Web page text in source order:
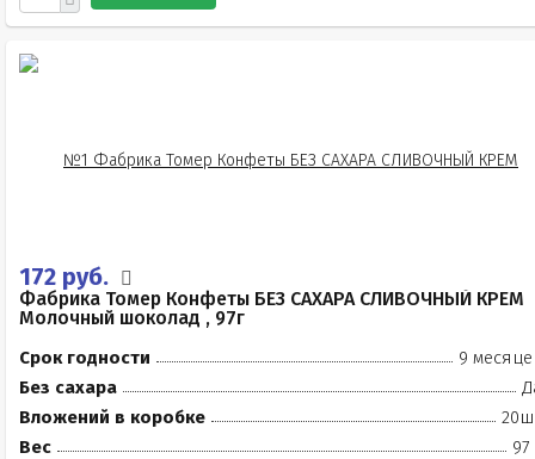
172 руб.
Фабрика Томер Конфеты БЕЗ САХАРА СЛИВОЧНЫЙ КРЕМ
Молочный шоколад , 97г
Срок годности
9
Без сахара
Вложений в коробке
Вес
97